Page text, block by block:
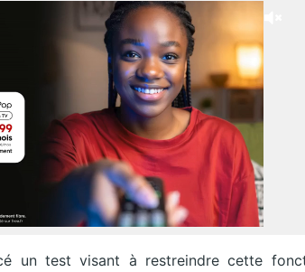
un test visant à restreindre cette